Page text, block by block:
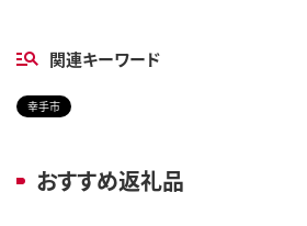
関連キーワード
幸手市
おすすめ返礼品